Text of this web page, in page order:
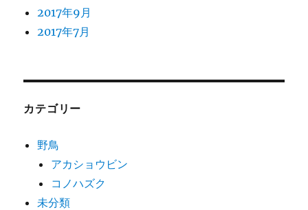
2017年9月
2017年7月
カテゴリー
野鳥
アカショウビン
コノハズク
未分類